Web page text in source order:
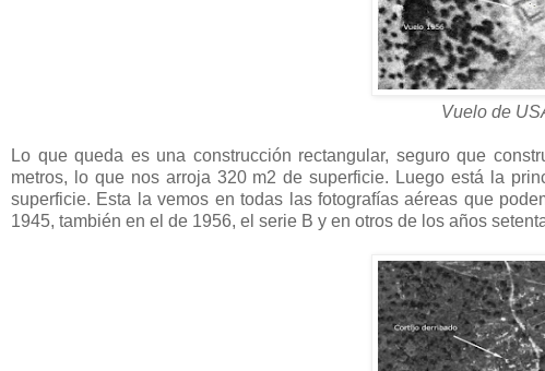
Vuelo de
Lo que queda es una construcción rectangular, seguro que
metros, lo que nos arroja 320 m2 de superficie. Luego está la
superficie. Esta la vemos en todas las fotografías aéreas que
1945, también en el de 1956, el serie B y en otros de los años